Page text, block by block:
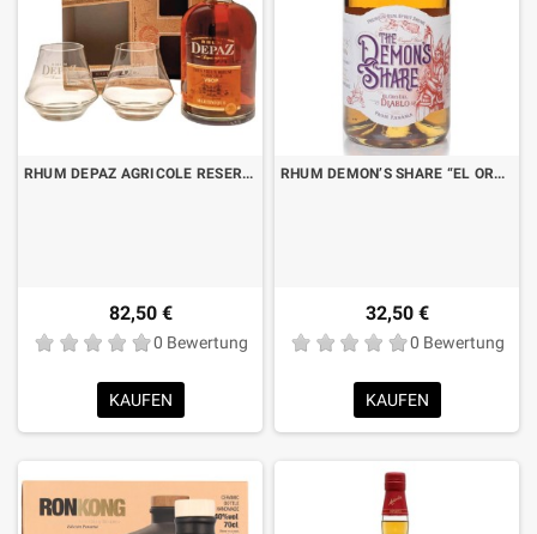
RHUM DEPAZ AGRICOLE RESERVE VSOP RESERVE SPECIALE CL.70 KISTE MIT 2 GLÄSERN
82,50 €
0 Bewertung
KAUFEN
RHUM DEMON’S SHARE “EL ORO DEL DIABLO” CL.70
32,50 €
0 Bewertung
KAUFEN